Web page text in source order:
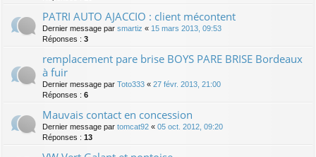
PATRI AUTO AJACCIO : client mécontent
Dernier message par smartiz « 15 mars 2013, 09:53
Réponses : 3
remplacement pare brise BOYS PARE BRISE Bordeaux
à fuir
Dernier message par Toto333 « 27 févr. 2013, 21:00
Réponses : 6
Mauvais contact en concession
Dernier message par tomcat92 « 05 oct. 2012, 09:20
Réponses : 13